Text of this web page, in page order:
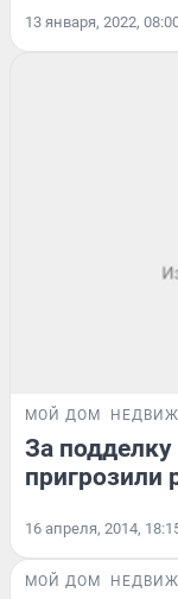
13 января, 2022,
МОЙ ДОМ
За
пригрозили
16 апреля, 2014,
МОЙ ДОМ